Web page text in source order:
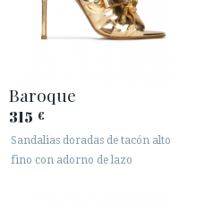
Baroque
315 €
Sandalias doradas de tacón alto
fino con adorno de lazo